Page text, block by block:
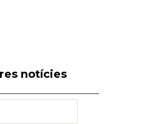
notícies